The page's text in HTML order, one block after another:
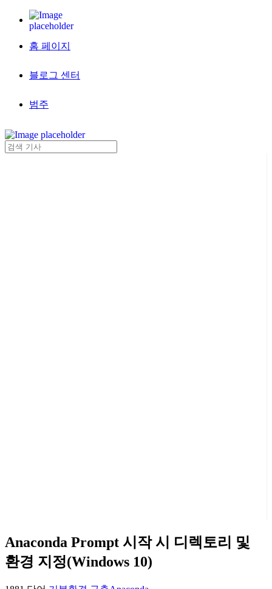
홈 페이지
블로그 센터
범주
Anaconda Prompt 시작 시 디렉토리 및
환경 지정(Windows 10)